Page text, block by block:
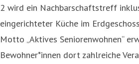
2 wird ein Nachbarschaftstreff
eingerichteter Küche im
Motto „Aktives Seniorenwohnen“
Bewohner*innen dort zahlreiche